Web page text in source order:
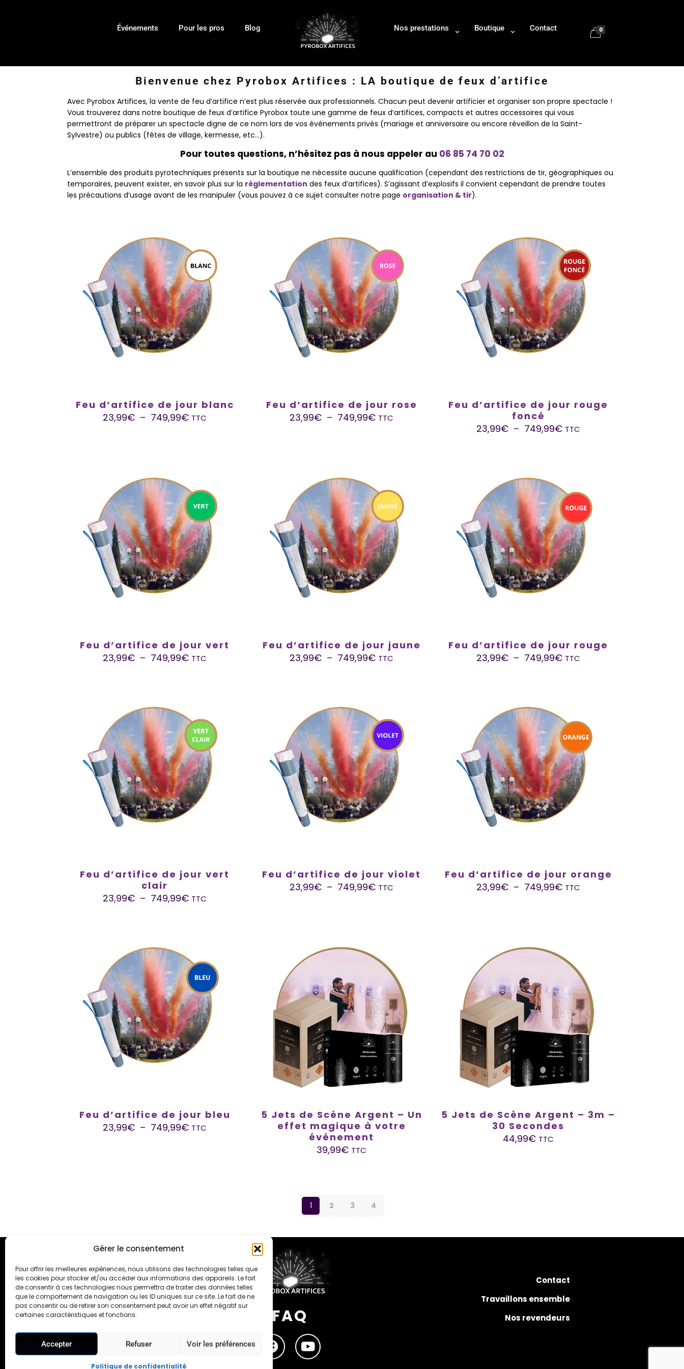
Gérer le consentement
Pour offrir les meilleures expériences, nous utilisons des technologies telles que
les cookies pour stocker et/ou accéder aux informations des appareils. Le fait
de consentir à ces technologies nous permettra de traiter des données telles
que le comportement de navigation ou les ID uniques sur ce site. Le fait de ne
pas consentir ou de retirer son consentement peut avoir un effet négatif sur
certaines caractéristiques et fonctions.
Accepter Refuser Voir les préférences
Politique de confidentialité
Événements Pour les pros Blog Nos prestations Boutique Contact 0
Bienvenue chez Pyrobox Artifices : LA boutique de feux d’artifice
Avec Pyrobox Artifices, la vente de feu d’artifice n’est plus réservée aux professionnels. Chacun peut devenir artificier et organiser son propre spectacle !
Vous trouverez dans notre boutique de feux d’artifice Pyrobox toute une gamme de feux d’artifices, compacts et autres accessoires qui vous
permettront de préparer un spectacle digne de ce nom lors de vos événements privés (mariage et anniversaire ou encore réveillon de la Saint-
Sylvestre) ou publics (fêtes de village, kermesse, etc…).
Pour toutes questions, n’hésitez pas à nous appeler au 06 85 74 70 02
L’ensemble des produits pyrotechniques présents sur la boutique ne nécessite aucune qualification (cependant des restrictions de tir, géographiques ou
temporaires, peuvent exister, en savoir plus sur la réglementation des feux d’artifices). S’agissant d’explosifs il convient cependant de prendre toutes
les précautions d’usage avant de les manipuler (vous pouvez à ce sujet consulter notre page organisation & tir).
Feu d’artifice de jour blanc
23,99€ – 749,99€ TTC
Feu d’artifice de jour rose
23,99€ – 749,99€ TTC
Feu d’artifice de jour rouge
foncé
23,99€ – 749,99€ TTC
Feu d’artifice de jour vert
23,99€ – 749,99€ TTC
Feu d’artifice de jour jaune
23,99€ – 749,99€ TTC
Feu d’artifice de jour rouge
23,99€ – 749,99€ TTC
Feu d’artifice de jour vert
clair
23,99€ – 749,99€ TTC
Feu d’artifice de jour violet
23,99€ – 749,99€ TTC
Feu d’artifice de jour orange
23,99€ – 749,99€ TTC
Feu d’artifice de jour bleu
23,99€ – 749,99€ TTC
5 Jets de Scène Argent – Un
effet magique à votre
événement
39,99€ TTC
5 Jets de Scène Argent – 3m –
30 Secondes
44,99€ TTC
1 2 3 4
Qui sommes-nous ?
Notre blog /Relation Presse
Notice d’utilisation artifices /Conseil FAQ
Contact
Travaillons ensemble
Nos revendeurs